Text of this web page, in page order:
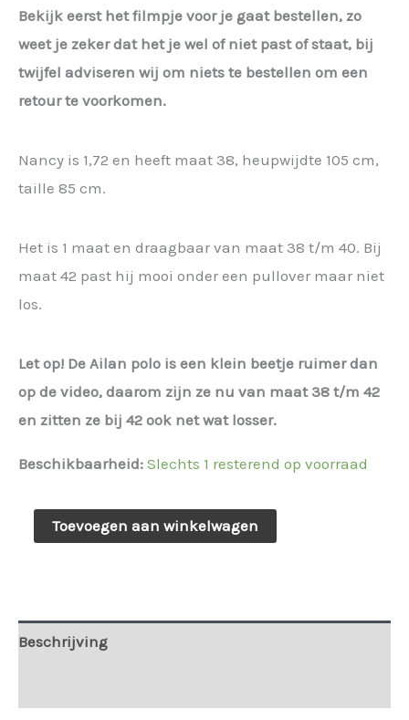
Bekijk eerst het filmpje voor je gaat bestellen, zo
weet je zeker dat het je wel of niet past of staat, bij
twijfel adviseren wij om niets te bestellen om een
retour te voorkomen.
Nancy is 1,72 en heeft maat 38, heupwijdte 105 cm,
taille 85 cm.
Het is 1 maat en draagbaar van maat 38 t/m 40. Bij
maat 42 past hij mooi onder een pullover maar niet
los.
Let op! De Ailan polo is een klein beetje ruimer dan
op de video, daarom zijn ze nu van maat 38 t/m 42
en zitten ze bij 42 ook net wat losser.
Beschikbaarheid: Slechts 1 resterend op voorraad
143278.
longsleeve
Toevoegen aan winkelwagen
Beschrijving